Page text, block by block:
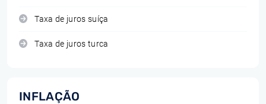
Taxa de juros suíça
Taxa de juros turca
INFLAÇÃO